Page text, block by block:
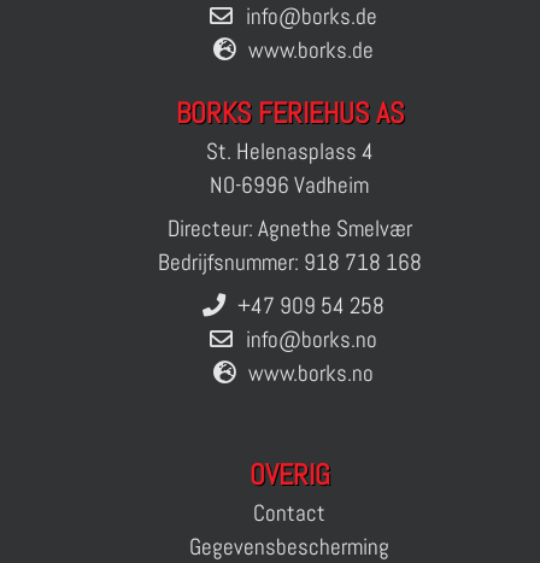
info@borks.de
www.borks.de
BORKS FERIEHUS AS
St. Helenasplass 4
NO-6996 Vadheim
Directeur: Agnethe Smelvær
Bedrijfsnummer: 918 718 168
+47 909 54 258
info@borks.no
www.borks.no
OVERIG
Contact
Gegevensbescherming